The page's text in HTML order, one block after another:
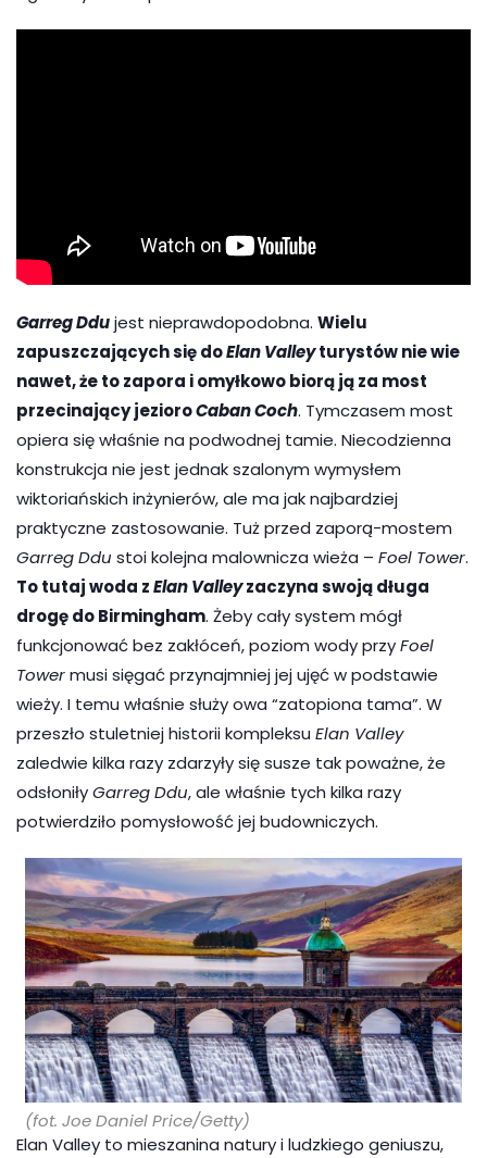
Garreg Ddujest nieprawdopodobna. Wielu
zapuszczających się doElan Valleyturystów nie wie
nawet, że to zapora i omyłkowo biorą ją za most
przecinający jezioroCaban Coch. Tymczasem most
opiera się właśnie na podwodnej tamie. Niecodzienna
konstrukcja nie jest jednak szalonym wymysłem
wiktoriańskich inżynierów, ale ma jak najbardziej
praktyczne zastosowanie. Tuż przed zaporą-mostem
Garreg Ddu stoi kolejna malownicza wieża – Foel Tower.
To tutaj woda zElan Valleyzaczyna swoją długa
drogę do Birmingham. Żeby cały system mógł
funkcjonować bez zakłóceń, poziom wody przyFoel
Towermusi sięgać przynajmniej jej ujęć w podstawie
wieży. I temu właśnie służy owa “zatopiona tama”. W
przeszło stuletniej historii kompleksu Elan Valley
zaledwie kilka razy zdarzyły się susze tak poważne, że
odsłoniłyGarreg Ddu, ale właśnie tych kilka razy
potwierdziło pomysłowość jej budowniczych.
(fot. Joe Daniel Price/Getty)
Elan Valley to mieszanina natury i ludzkiego geniuszu,